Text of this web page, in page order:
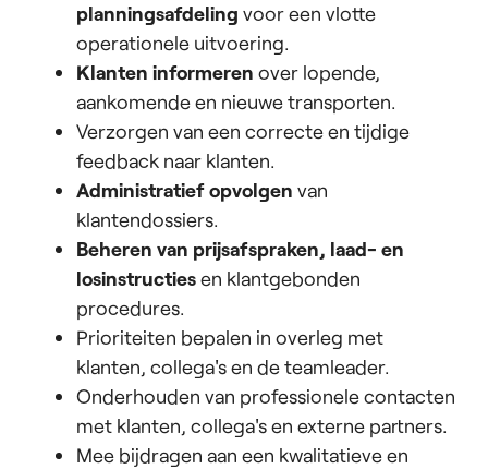
planningsafdeling voor een vlotte
operationele uitvoering.
Klanten informeren over lopende,
aankomende en nieuwe transporten.
Verzorgen van een correcte en tijdige
feedback naar klanten.
Administratief opvolgen van
klantendossiers.
Beheren van prijsafspraken, laad- en
losinstructiesen klantgebonden
procedures.
Prioriteiten bepalen in overleg met
klanten, collega's en de teamleader.
Onderhouden van professionele contacten
met klanten, collega's en externe partners.
Mee bijdragen aan een kwalitatieve en